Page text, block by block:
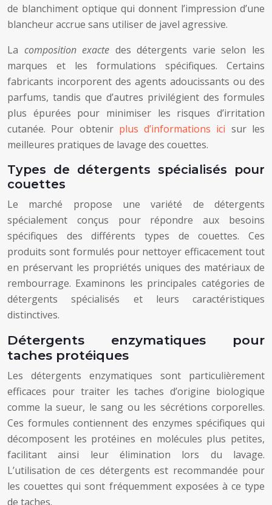
de blanchiment optique qui donnent l’impression d’une
blancheur accrue sans utiliser de javel agressive.
La composition exacte des détergents varie selon les
marques et les formulations spécifiques. Certains
fabricants incorporent des agents adoucissants ou des
parfums, tandis que d’autres privilégient des formules
plus épurées pour minimiser les risques d’irritation
cutanée. Pour obtenirplus d’informations ici sur les
meilleures pratiques de lavage des couettes.
Types de détergents spécialisés pour
couettes
Le marché propose une variété de détergents
spécialement conçus pour répondre aux besoins
spécifiques des différents types de couettes. Ces
produits sont formulés pour nettoyer efficacement tout
en préservant les propriétés uniques des matériaux de
rembourrage. Examinons les principales catégories de
détergents spécialisés et leurs caractéristiques
distinctives.
Détergents enzymatiques pour
taches protéiques
Les détergents enzymatiques sont particulièrement
efficaces pour traiter les taches d’origine biologique
comme la sueur, le sang ou les sécrétions corporelles.
Ces formules contiennent des enzymes spécifiques qui
décomposent les protéines en molécules plus petites,
facilitant ainsi leur élimination lors du lavage.
L’utilisation de ces détergents est recommandée pour
les couettes qui sont fréquemment exposées à ce type
de taches.